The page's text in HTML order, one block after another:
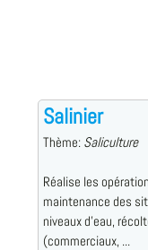
Salinier
Thème: Saliculture
Réalise les
maintenance des
niveaux d'eau,
(commerciaux, ...